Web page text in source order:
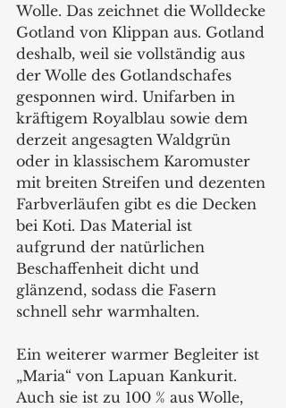
Wolle. Das zeichnet die Wolldecke
Gotland von Klippan aus. Gotland
deshalb, weil sie vollständig aus
der Wolle des Gotlandschafes
gesponnen wird. Unifarben in
kräftigem Royalblau sowie dem
derzeit angesagten Waldgrün
oder in klassischem Karomuster
mit breiten Streifen und dezenten
Farbverläufen gibt es die Decken
bei Koti. Das Material ist
aufgrund der natürlichen
Beschaffenheit dicht und
glänzend, sodass die Fasern
schnell sehr warmhalten.
Ein weiterer warmer Begleiter ist
„Maria“ von Lapuan Kankurit.
Auch sie ist zu 100 % aus Wolle,